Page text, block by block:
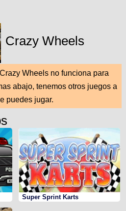
Crazy Wheels
Wheels no funciona para
abajo, tenemos otros juegos a
puedes jugar.
Super Sprint Karts